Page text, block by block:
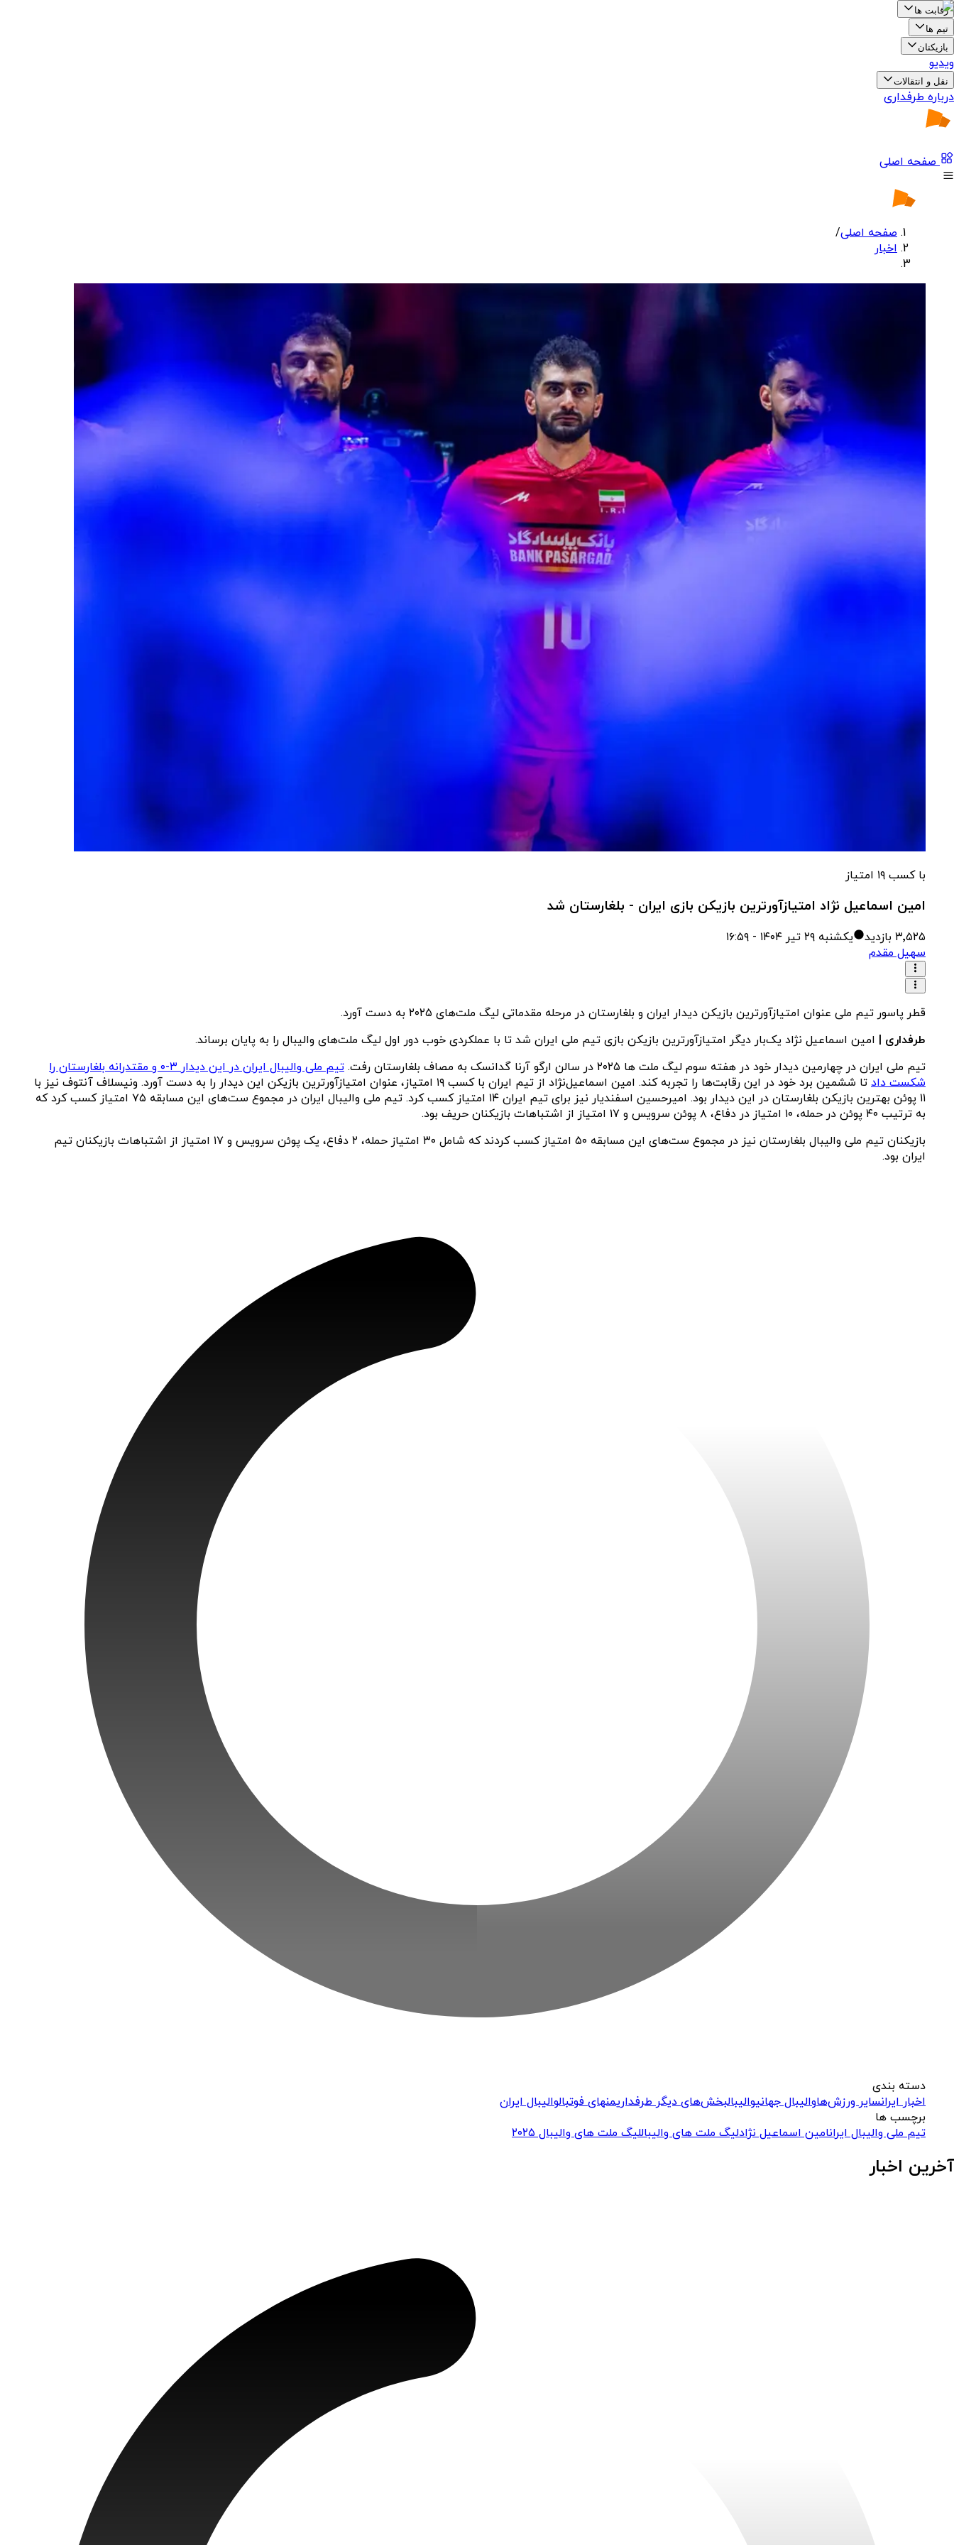
رقابت ها
تیم ها
بازیکنان
ویدیو
نقل و انتقالات
درباره طرفداری
صفحه اصلی
صفحه اصلی/
اخبار
با کسب ۱۹ امتیاز
امین اسماعیل نژاد امتیازآورترین بازیکن بازی ایران - بلغارستان شد
۳٬۵۲۵ بازدید
یکشنبه ۲۹ تیر ۱۴۰۴ - ۱۶:۵۹
سهیل مقدم
قطر پاسور تیم ملی عنوان امتیازآورترین بازیکن دیدار ایران و بلغارستان در مرحله مقدماتی لیگ ملت‌های ۲۰۲۵ به دست آورد.
طرفداری | امین اسماعیل نژاد یک‌بار دیگر امتیازآورترین بازیکن بازی تیم ملی ایران شد تا با عملکردی خوب دور اول لیگ ملت‌های والیبال را به پایان برساند.
تیم ملی ایران در چهارمین دیدار خود در هفته سوم لیگ ملت ها ۲۰۲۵ در سالن ارگو آرنا گدانسک به مصاف بلغارستان رفت.
تیم ملی والیبال ایران در این دیدار ۳-۰ و مقتدرانه بلغارستان را
شکست داد
تا ششمین برد خود در این رقابت‌ها را تجربه کند. امین اسماعیل‌نژاد از تیم ایران با کسب ۱۹ امتیاز، عنوان امتیازآورترین بازیکن این دیدار را به دست آورد. ونیسلاف آنتوف نیز با
۱۱ پوئن بهترین بازیکن بلغارستان در این دیدار بود. امیرحسین اسفندیار نیز برای تیم ایران ۱۴ امتیاز کسب کرد. تیم ملی والیبال ایران در مجموع ست‌های این مسابقه ۷۵ امتیاز کسب کرد که
به ترتیب ۴۰ پوئن در حمله، ۱۰ امتیاز در دفاع، ۸ پوئن سرویس و ۱۷ امتیاز از اشتباهات بازیکنان حریف بود.
بازیکنان تیم ملی والیبال بلغارستان نیز در مجموع ست‌های این مسابقه ۵۰ امتیاز کسب کردند که شامل ۳۰ امتیاز حمله، ۲ دفاع، یک پوئن سرویس و ۱۷ امتیاز از اشتباهات بازیکنان تیم
ایران بود.
دسته بندی
اخبار ایرانسایر ورزش‌هاوالیبال جهانیوالیبالبخش‌های دیگر طرفداریمنهای فوتبالوالیبال ایران
برچسب ها
تیم ملی والیبال ایرانامین اسماعیل نژادلیگ ملت های والیباللیگ ملت های والیبال ۲۰۲۵
آخرین اخبار